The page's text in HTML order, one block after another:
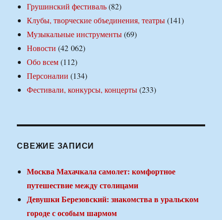
Грушинский фестиваль(82)
Клубы, творческие объединения, театры(141)
Музыкальные инструменты(69)
Новости (42 062)
Обо всем(112)
Персоналии (134)
Фестивали, конкурсы, концерты(233)
СВЕЖИЕ ЗАПИСИ
Москва Махачкала самолет: комфортное
путешествие между столицами
Девушки Березовский: знакомства в уральском
городе с особым шармом